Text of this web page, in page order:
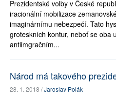
Prezidentské volby v České
iracionální mobilizace
imaginárnímu nebezpečí. Tato
groteskních kontur, neboť se oba
antiimgračním...
Národ má takového
28. 1. 2018 /Jaroslav Polák